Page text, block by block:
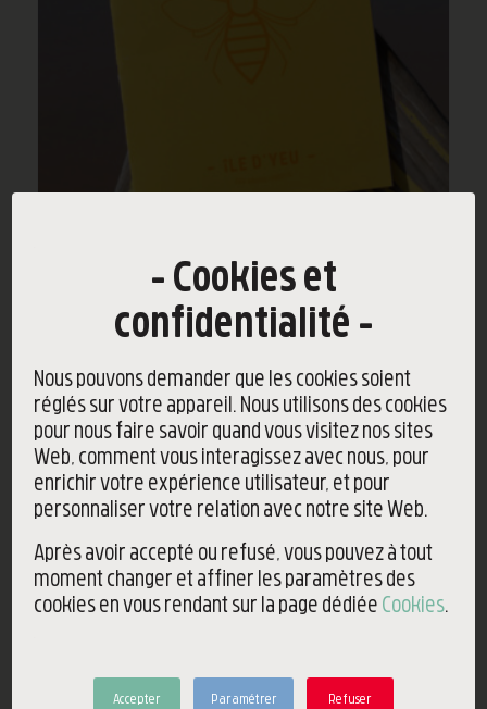
Cookies et
confidentialité
Nous pouvons demander que les cookies soient
réglés sur votre appareil. Nous utilisons des cookies
pour nous faire savoir quand vous visitez nos sites
Web, comment vous interagissez avec nous, pour
enrichir votre expérience utilisateur, et pour
personnaliser votre relation avec notre site Web.
Après avoir accepté ou refusé, vous pouvez à tout
moment changer et affiner les paramètres des
cookies en vous rendant sur la page dédiée Cookies.
Accepter Paramétrer Refuser
Cahier La reine caucasienne
Ajouter au panier Voir les détails